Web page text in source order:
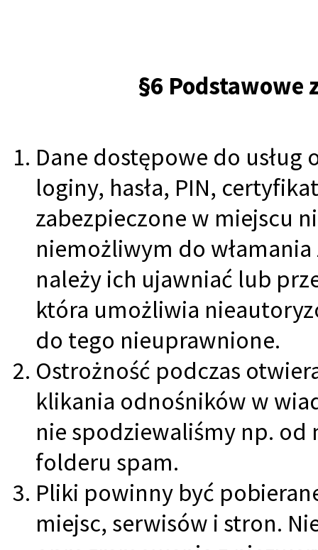
§6 Podstawowe
Dane dostępowe do
loginy, hasła, PIN,
zabezpieczone w miejscu
niemożliwym do
należy ich ujawniać lub
która umożliwia
do tego nieuprawnione.
Ostrożność podczas
klikania odnośników w
nie spodziewaliśmy np. od
folderu spam.
Pliki powinny być
miejsc, serwisów i stron.